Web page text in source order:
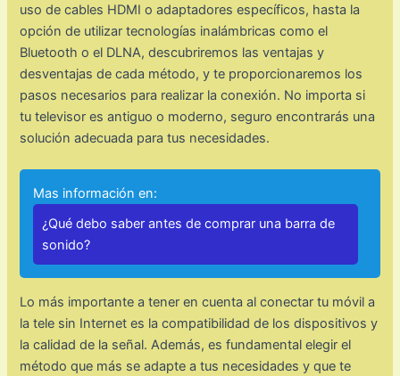
uso de cables HDMI o adaptadores específicos, hasta la
opción de utilizar tecnologías inalámbricas como el
Bluetooth o el DLNA, descubriremos las ventajas y
desventajas de cada método, y te proporcionaremos los
pasos necesarios para realizar la conexión. No importa si
tu televisor es antiguo o moderno, seguro encontrarás una
solución adecuada para tus necesidades.
Mas información en:
¿Qué debo saber antes de comprar una barra de
sonido?
Lo más importante a tener en cuenta al conectar tu móvil a
la tele sin Internet es la compatibilidad de los dispositivos y
la calidad de la señal. Además, es fundamental elegir el
método que más se adapte a tus necesidades y que te